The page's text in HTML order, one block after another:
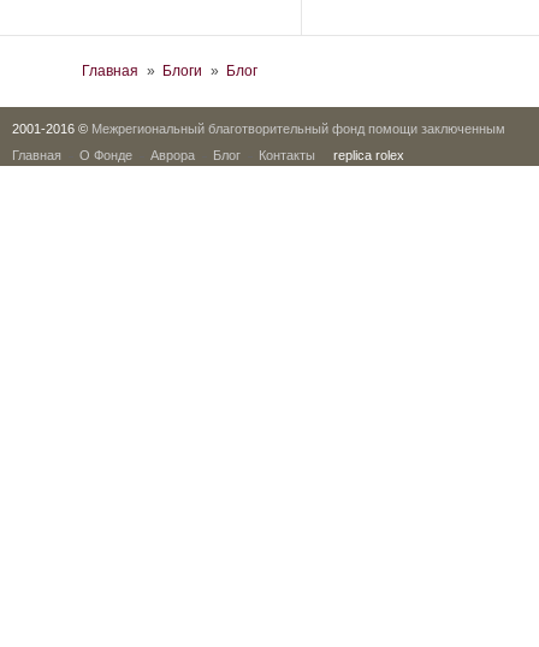
Главная » Блоги » Блог
2001-2016 © Межрегиональный благотворительный фонд помощи заключенным
Главная
О Фонде Аврора Блог Контакты replica rolex